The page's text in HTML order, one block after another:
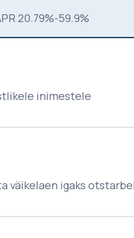
20.79%-59.9%
inimestele
väikelaen igaks